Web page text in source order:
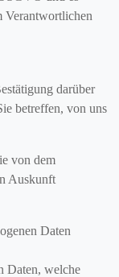
Verantwortlichen
darüber
betreffen, von uns
von dem
Auskunft
Daten
Daten, welche